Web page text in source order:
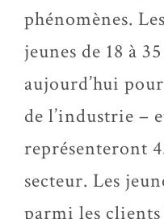
phénomènes.
jeunes de 18 à
aujourd’hui
de l’industrie –
représenteront
secteur. Les
parmi les